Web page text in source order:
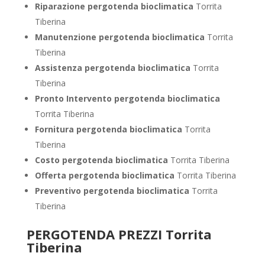
Riparazione pergotenda bioclimatica Torrita
Tiberina
Manutenzione pergotenda bioclimatica Torrita
Tiberina
Assistenza pergotenda bioclimatica Torrita
Tiberina
Pronto Intervento pergotenda bioclimatica
Torrita Tiberina
Fornitura pergotenda bioclimatica Torrita
Tiberina
Costo pergotenda bioclimatica Torrita Tiberina
Offerta pergotenda bioclimatica Torrita Tiberina
Preventivo pergotenda bioclimatica Torrita
Tiberina
PERGOTENDA PREZZI Torrita
Tiberina